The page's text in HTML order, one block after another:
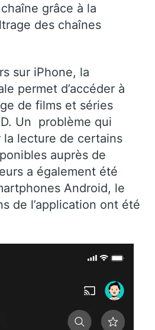
grâce à la
des chaînes
sur iPhone, la
permet d’accéder à
de films et séries
Un problème qui
lecture de certains
auprès de
a également été
Android, le
de l’application ont été